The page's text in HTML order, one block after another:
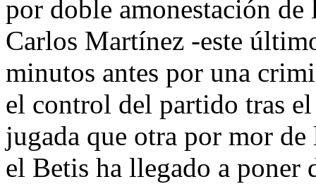
por doble amonestación
Carlos Martínez -este
minutos antes por una
el control del partido tras
jugada que otra por mor
el Betis ha llegado a poner